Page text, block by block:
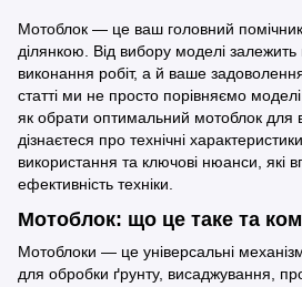
Мотоблок — це ваш головний
ділянкою. Від вибору моделі залежить
виконання робіт, а й ваше
статті ми не просто порівняємо
як обрати оптимальний мотоблок для
дізнаєтеся про технічні
використання та ключові нюанси, які
ефективність техніки.
Мотоблок: що це таке та
Мотоблоки — це універсальні
для обробки ґрунту, висаджування,